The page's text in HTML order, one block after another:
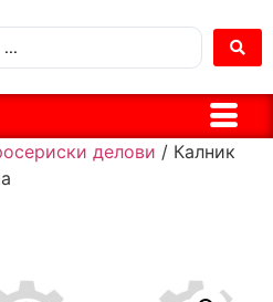
делови / Калник